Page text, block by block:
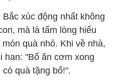
xúc động nhất không
mà là tấm lòng hiếu
quà nhỏ. Khi về nhà,
han: "Bố ăn cơm xong
quà tặng bố!".